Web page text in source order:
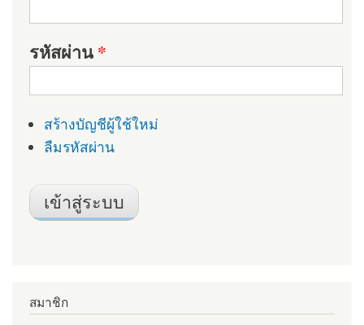
รหัสผ่าน*
สร้างบัญชีผู้ใช้ใหม่
ลืมรหัสผ่าน
สมาชิก